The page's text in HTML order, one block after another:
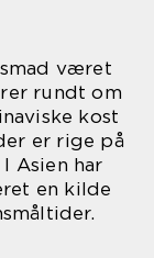
været
rundt om
kost
er rige på
Asien har
en kilde